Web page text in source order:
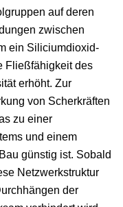
auf deren
zwischen
ein Siliciumdioxid-
Fließfähigkeit des
erhöht. Zur
von Scherkräften
zu einer
und einem
günstig ist. Sobald
Netzwerkstruktur
der